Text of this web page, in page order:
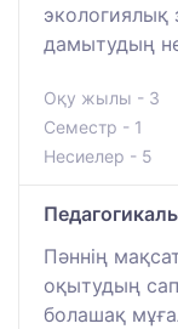
дамытудың
Оқу жылы - 3
Семестр - 1
Несиелер - 5
Пәннің
оқытудың
болашақ